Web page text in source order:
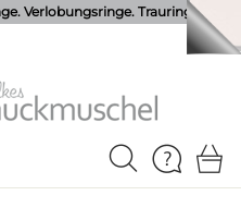
Verlobungsringe. Trauringe.